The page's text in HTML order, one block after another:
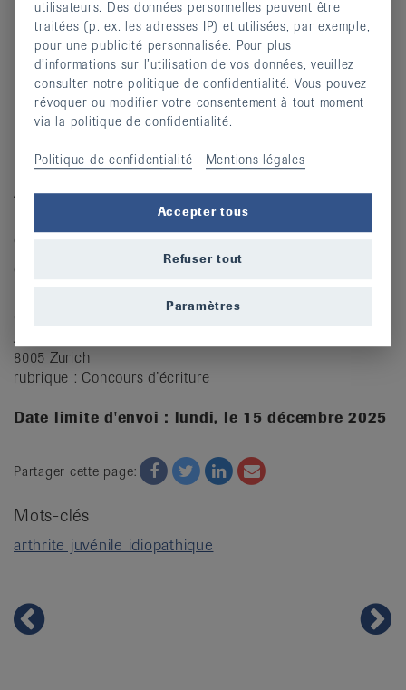
les raisons de votre participation (les données
sont nécessaires pour la présentation des
gagnant·e·s).
Un consentement écrit est nécessaire pour le
traitement de vos données. Veuillez joindrele
formulaire dûmentrempli à votre candidature !
Adresse du concours et date limite d’envoi
Nous nous réjouissons de recevoir votre contribution par
Ligue suisse contre le rhumatisme
Josefstrasse 92
8005 Zurich
rubrique : Concours d’écriture
Date limite d'envoi : lundi, le 15 décembre 2025
Partager cette page: Facebook
TwitterTwitterEmail
Mots-clés
arthrite juvénile idiopathique
utilisateurs. Des données personnelles peuvent être
traitées (p. ex. les adresses IP) et utilisées, par exemple,
pour une publicité personnalisée. Pour plus
d’informations sur l’utilisation de vos données, veuillez
consulter notre politique de confidentialité. Vous pouvez
révoquer ou modifier votre consentement à tout moment
via la politique de confidentialité.
Politique de confidentialité Mentions légales
Accepter tous
Refuser tout
Paramètres